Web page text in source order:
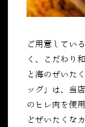
ご用意してい
く、こだわり
と海のぜいた
ッグ」は、当
のヒレ肉を使
どぜいたくな